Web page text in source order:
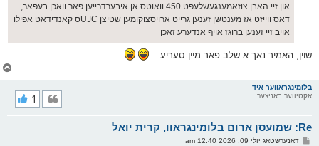
און זיי האבן צוזאמענגעשלעפט 450 וואוטס אן איבערדרייען פאר וואכן בעפאר,
דאס ווייזט אז מענטשן זענען גרייט ארויסצוקומען שטיצן UJCס קאנדידאט אפילו
אויב זיי זענען ברוגז אויף אנדערע זאכן
שוין, האמיר נאך א שלב פאר מיין סעריע...
בלומינגראווער איד
אקטיווער באניצער
Re: שמועסן ארום בלומינגראוו, קרית יואל
1
פדאנערשטאג יולי 09, 2026 12:40 am